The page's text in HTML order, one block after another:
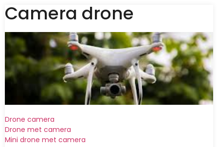
Camera drone
Drone camera
Drone met camera
Mini drone met camera